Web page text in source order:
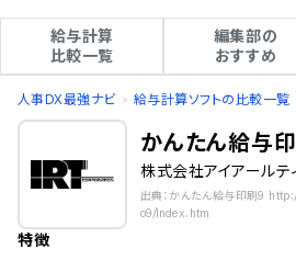
給与計算
比較一覧
編集部の
おすすめ
人事DX最強ナビ 給与計算ソフトの比較一覧
かんたん給与
株式会社アイアールテ
出典：かんたん給与印刷9
o9/index.htm
特徴